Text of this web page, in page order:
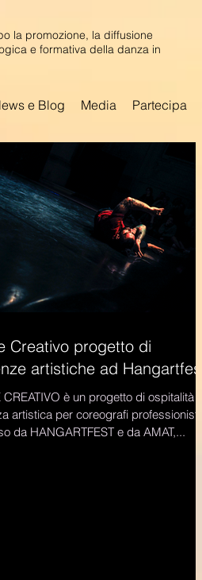
la promozione, la diffusione
e formativa della danza in
e Blog Media Partecipa
Creativo progetto di
artistiche ad Hangartfest
CREATIVO è un progetto di ospitalità e
artistica per coreografi professionisti,
da HANGARTFEST e da AMAT,...